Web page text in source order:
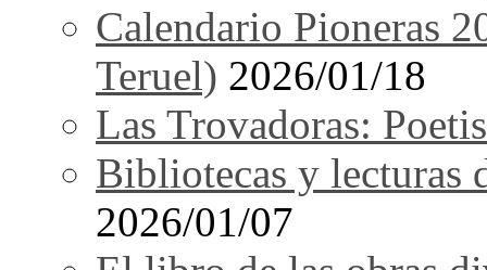
Calendario Pioneras
Teruel) 2026/01/18
Las Trovadoras:
Bibliotecas y lecturas
2026/01/07